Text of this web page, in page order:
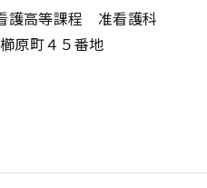
護高等課程 准看護科
原町４５番地